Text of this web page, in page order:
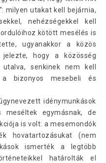
milyen utakat kell bejárnia,
nehézségekkel kell
kötött mesélés is
ugyanakkor a közös
hogy a közösség
senkinek nem kell
a bizonyos mesebeli és
idénymunkások
egymásnak, de
is volt: a mesemondók
hovatartozásukat (nem
ismerték a legtöbb
határolták el